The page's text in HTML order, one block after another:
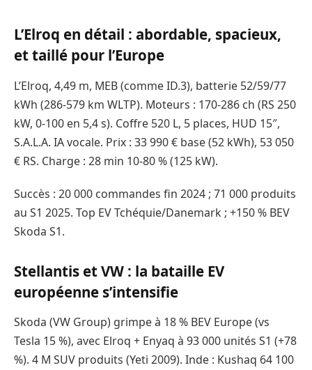
L’Elroq en détail : abordable, spacieux,
et taillé pour l’Europe
L’Elroq, 4,49 m, MEB (comme ID.3), batterie 52/59/77
kWh (286-579 km WLTP). Moteurs : 170-286 ch (RS 250
kW, 0-100 en 5,4 s). Coffre 520 L, 5 places, HUD 15″,
S.A.L.A. IA vocale. Prix : 33 990 € base (52 kWh), 53 050
€ RS. Charge : 28 min 10-80 % (125 kW).
Succès : 20 000 commandes fin 2024 ; 71 000 produits
au S1 2025. Top EV Tchéquie/Danemark ; +150 % BEV
Skoda S1.
Stellantis et VW : la bataille EV
européenne s’intensifie
Skoda (VW Group) grimpe à 18 % BEV Europe (vs
Tesla 15 %), avec Elroq + Enyaq à 93 000 unités S1 (+78
%). 4 M SUV produits (Yeti 2009). Inde : Kushaq 64 100